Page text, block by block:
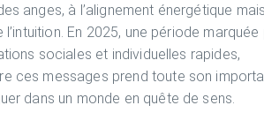
anges, à l’alignement énergétique
En 2025, une période marquée
sociales et individuelles rapides,
ces messages prend toute son
dans un monde en quête de sens.